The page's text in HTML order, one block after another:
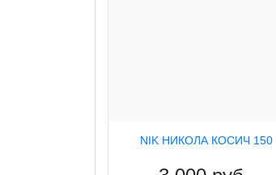
NIK НИКОЛА КОСИЧ 150